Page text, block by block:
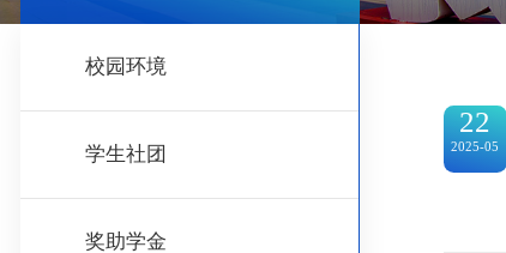
校园环境
学生社团
奖助学金
22
2025-05